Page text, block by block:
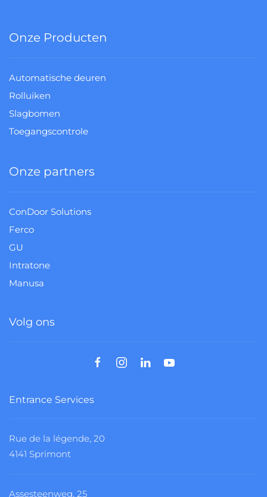
Onze Producten
Automatische deuren
Rolluiken
Slagbomen
Toegangscontrole
Onze partners
ConDoor Solutions
Ferco
GU
Intratone
Manusa
Volg ons
Entrance Services
Rue de la légende, 20
4141 Sprimont
Assesteenweg, 25